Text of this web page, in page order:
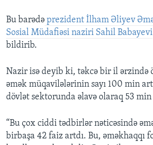
Bu barədə prezident İlham Əliyev
Sosial Müdafiəsi naziri Sahil Babayevi
bildirib.
Nazir isə deyib ki, təkcə bir il ərzində
əmək müqavilələrinin sayı 100 min
dövlət sektorunda əlavə olaraq 53 min
“Bu çox ciddi tədbirlər nəticəsində
birbaşa 42 faiz artdı. Bu, əməkhaqqı